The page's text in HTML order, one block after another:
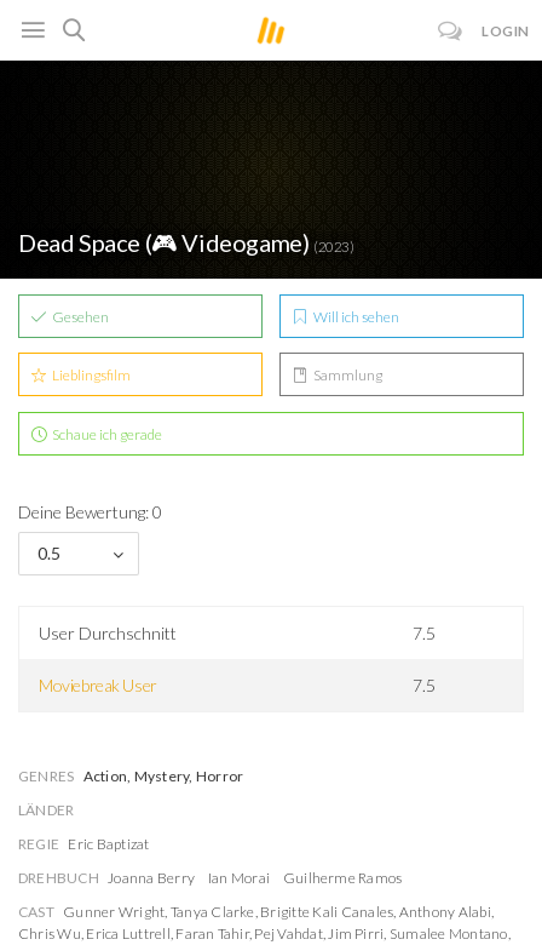
LOGIN
Dead Space (🎮 Videogame) (2023)
Gesehen Will ich sehen
Lieblingsfilm Sammlung
Schaue ich gerade
Deine Bewertung: 0
0.5
User Durchschnitt 7.5
Moviebreak User 7.5
GENRES Action, Mystery, Horror
LÄNDER
REGIE Eric Baptizat
DREHBUCH Joanna Berry Ian Morai
Guilherme Ramos
CAST Gunner Wright, Tanya Clarke, Brigitte Kali Canales, Anthony Alabi,
Chris Wu, Erica Luttrell, Faran Tahir, Pej Vahdat,Jim Pirri, Sumalee Montano,